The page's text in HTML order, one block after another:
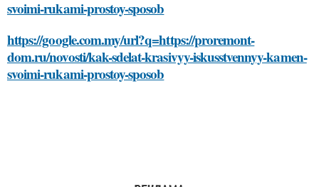
svoimi-rukami-prostoy-sposob
https://google.com.my/url?q=https://proremont-
dom.ru/novosti/kak-sdelat-krasivyy-iskusstvennyy-kamen-
svoimi-rukami-prostoy-sposob